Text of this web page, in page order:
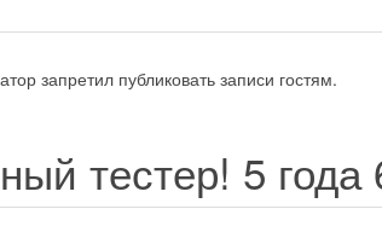
запретил публиковать записи гостям.
тестер! 5